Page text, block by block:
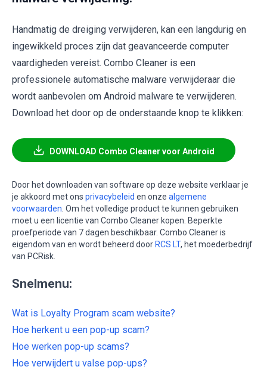
Handmatig de dreiging verwijderen, kan een langdurig en
ingewikkeld proces zijn dat geavanceerde computer
vaardigheden vereist. Combo Cleaner is een
professionele automatische malware verwijderaar die
wordt aanbevolen om Android malware te verwijderen.
Download het door op de onderstaande knop te klikken:
DOWNLOAD Combo Cleaner voor Android
Door het downloaden van software op deze website verklaar je
je akkoord met ons privacybeleid en onze algemene
voorwaarden . Om het volledige product te kunnen gebruiken
moet u een licentie van Combo Cleaner kopen. Beperkte
proefperiode van 7 dagen beschikbaar. Combo Cleaner is
eigendom van en wordt beheerd door RCS LT, het moederbedrijf
van PCRisk.
Snelmenu:
Wat is Loyalty Program scam website?
Hoe herkent u een pop-up scam?
Hoe werken pop-up scams?
Hoe verwijdert u valse pop-ups?